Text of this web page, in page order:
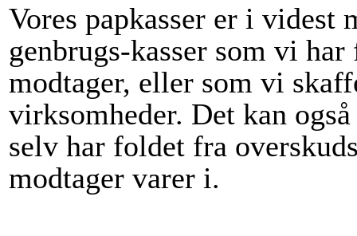
Vores papkasser er i videst
genbrugs-kasser som vi
modtager, eller som vi
virksomheder. Det kan
selv har foldet fra
modtager varer i.